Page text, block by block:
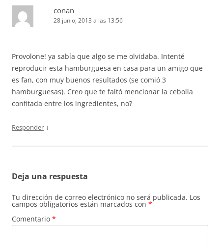
conan
28 junio, 2013 a las 13:56
Provolone! ya sabía que algo se me olvidaba. Intenté
reproducir esta hamburguesa en casa para un amigo que
es fan, con muy buenos resultados (se comió 3
hamburguesas). Creo que te faltó mencionar la cebolla
confitada entre los ingredientes, no?
Responder ↓
Deja una respuesta
Tu dirección de correo electrónico no será publicada. Los
campos obligatorios están marcados con *
Comentario *